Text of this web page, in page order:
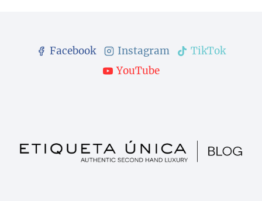
Facebook Instagram
TikTok
YouTube